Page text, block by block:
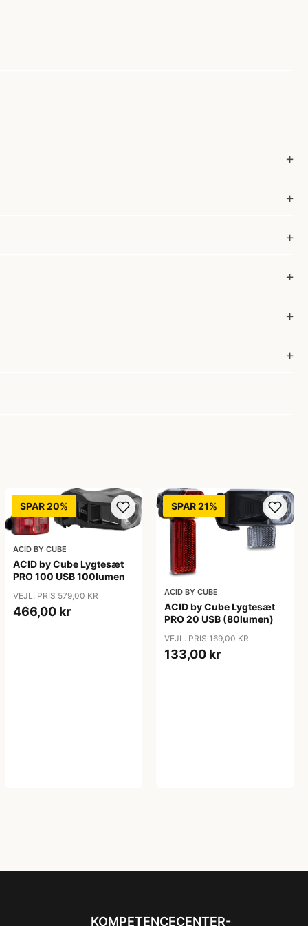
SPAR 20%
ACID BY CUBE
ACID by Cube Lygtesæt
PRO 100 USB 100lumen
VEJL. PRIS 579,00 KR
466,00 kr
SPAR 21%
ACID BY CUBE
ACID by Cube Lygtesæt
PRO 20 USB (80lumen)
VEJL. PRIS 169,00 KR
133,00 kr
KOMPETENCECENTER-